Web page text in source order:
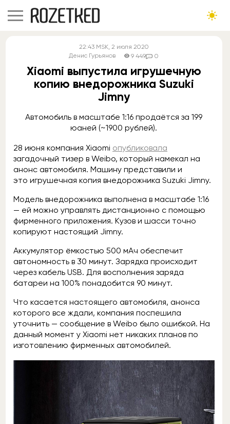
22:43 MSK, 2 июля 2020
Денис Гурьянов
9 449 0
Xiaomi выпустила игрушечную
копию внедорожника Suzuki
Jimny
Автомобиль в масштабе 1:16 продаётся за 199
юаней (~1900 рублей).
28 июня компания Xiaomi опубликовала
загадочный тизер в Weibo, который намекал на
анонс автомобиля. Машину представили и
это игрушечная копия внедорожника Suzuki Jimny.
Модель внедорожника выполнена в масштабе 1:16
— ей можно управлять дистанционно с помощью
фирменного приложения. Кузов и шасси точно
копируют настоящий Jimny.
Аккумулятор ёмкостью 500 мАч обеспечит
автономность в 30 минут. Зарядка происходит
через кабель USB. Для восполнения заряда
батареи на 100% понадобится 90 минут.
Что касается настоящего автомобиля, анонса
которого все ждали, компания поспешила
уточнить — сообщение в Weibo было ошибкой. На
данный момент у Xiaomi нет никаких планов по
изготовлению фирменных автомобилей.